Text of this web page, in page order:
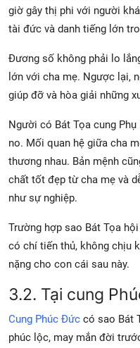
giờ gây thị phi với người
tài đức và danh tiếng lớn
Đương số không phải lo
lớn với cha mẹ. Ngược lại,
giúp đỡ và hòa giải những
Người có Bát Tọa cung
no. Mối quan hệ giữa cha
thương nhau. Bản mệnh
chất tốt đẹp từ cha mẹ và
như sự nghiệp.
Trường hợp sao Bát Tọa
có chí tiến thủ, không chịu
nặng cho con cái sau này.
3.2. Tại cung
Cung Phúc Đức có sao Bát
phúc lộc, may mắn đời